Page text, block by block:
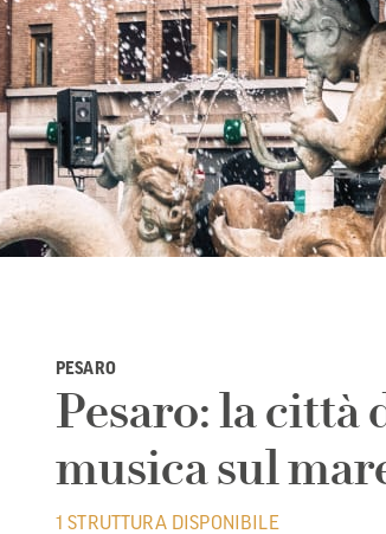
PESARO
Pesaro: la città
musica sul
1 STRUTTURA DISPONIBILE